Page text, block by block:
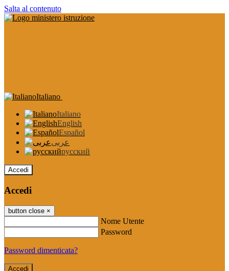
Salta al contenuto
Italiano
Italiano
English
Español
عربى
русский
Accedi
Accedi
button close ×
Nome Utente
Password
Password dimenticata?